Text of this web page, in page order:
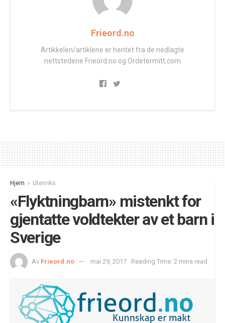
Frieord.no
Artikkelen/artiklene er hentet fra de nedlagte
nettstedene Frieord.no og Ordetermitt.com
Hjem Utenriks
«Flyktningbarn» mistenkt for
gjentatte voldtekter av et barn i
Sverige
Av Frieord.no mai 29, 2017 Reading Time: 2 mins read